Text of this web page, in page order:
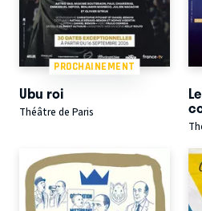
PROCHAINEMENT
Ubu roi
Théâtre de Paris